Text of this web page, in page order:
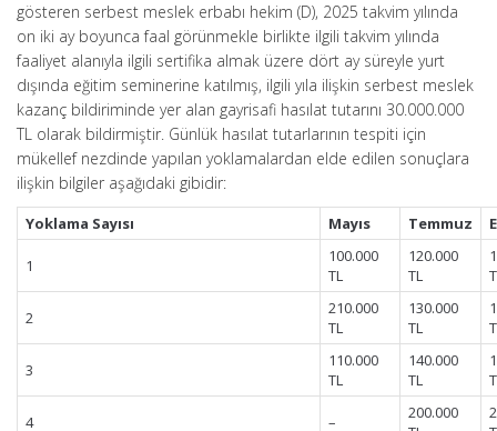
gösteren serbest meslek erbabı hekim (D), 2025 takvim yılında
on iki ay boyunca faal görünmekle birlikte ilgili takvim yılında
faaliyet alanıyla ilgili sertifika almak üzere dört ay süreyle yurt
dışında eğitim seminerine katılmış, ilgili yıla ilişkin serbest meslek
kazanç bildiriminde yer alan gayrisafi hasılat tutarını 30.000.000
TL olarak bildirmiştir. Günlük hasılat tutarlarının tespiti için
mükellef nezdinde yapılan yoklamalardan elde edilen sonuçlara
ilişkin bilgiler aşağıdaki gibidir:
Yoklama Sayısı Mayıs Temmuz
1
100.000
TL
120.000
TL
2
210.000
TL
130.000
TL
3
110.000
TL
140.000
TL
4 –
200.000